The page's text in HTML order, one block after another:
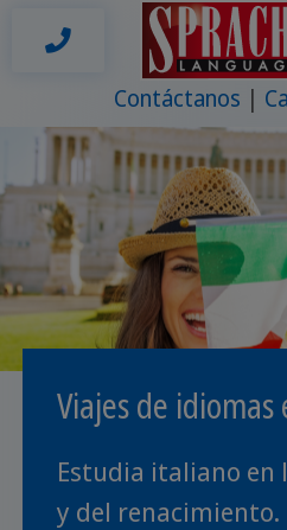
Contáctanos
Viajes de
Estudia italiano en
y del renacimiento.